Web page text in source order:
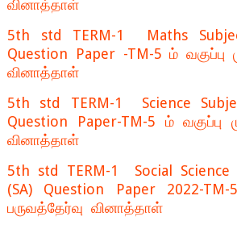
வினாத்தாள்
5th std TERM-1 Maths
Question Paper -TM-5 ம் வகுப்பு
வினாத்தாள்
5th std TERM-1 Science
Question Paper-TM-5 ம் வகுப்பு
வினாத்தாள்
5th std TERM-1 Social Science
(SA) Question Paper 2022-
பருவத்தேர்வு வினாத்தாள்